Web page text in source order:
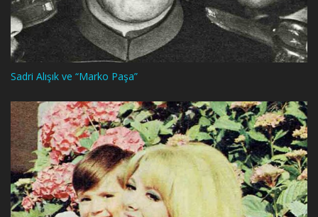
Sadri Alışık ve “Marko Paşa”